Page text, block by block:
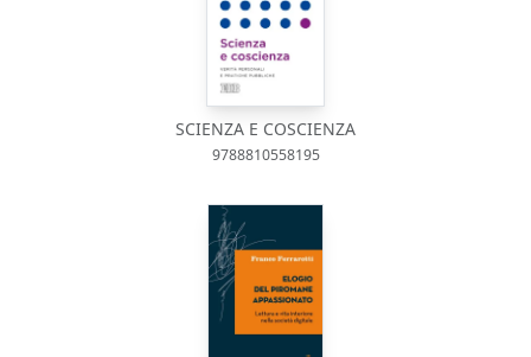
SCIENZA E COSCIENZA
9788810558195